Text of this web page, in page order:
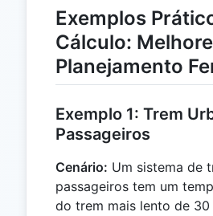
Exemplos
Cálculo:
Planejamento
Exemplo 1: Trem
Passageiros
Cenário: Um sistema de
passageiros tem um
do trem mais lento de 30